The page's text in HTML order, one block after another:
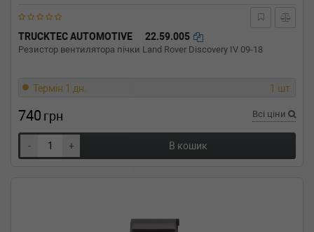
TRUCKTEC AUTOMOTIVE 22.59.005
Резистор вентилятора пічки Land Rover Discovery IV 09-18
Термін 1 дн. 1 шт.
740 грн Всі ціни
- + В кошик